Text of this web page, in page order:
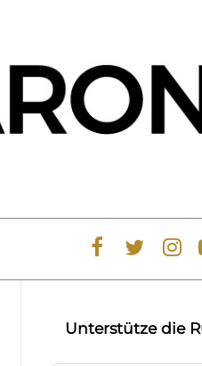
Unterstütze die